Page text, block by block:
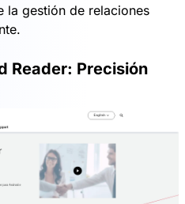
la gestión de relaciones
Reader: Precisión